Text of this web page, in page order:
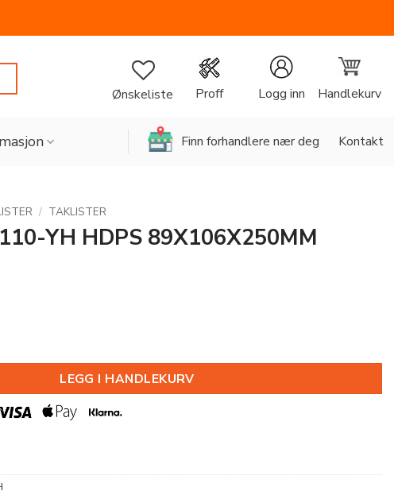
Ønskeliste Proff Logg inn Handlekurv
Finn forhandlere nær deg Kontakt
/ TAKLISTER
YH HDPS 89X106X250MM
89X106X250MM antall
LEGG I HANDLEKURV